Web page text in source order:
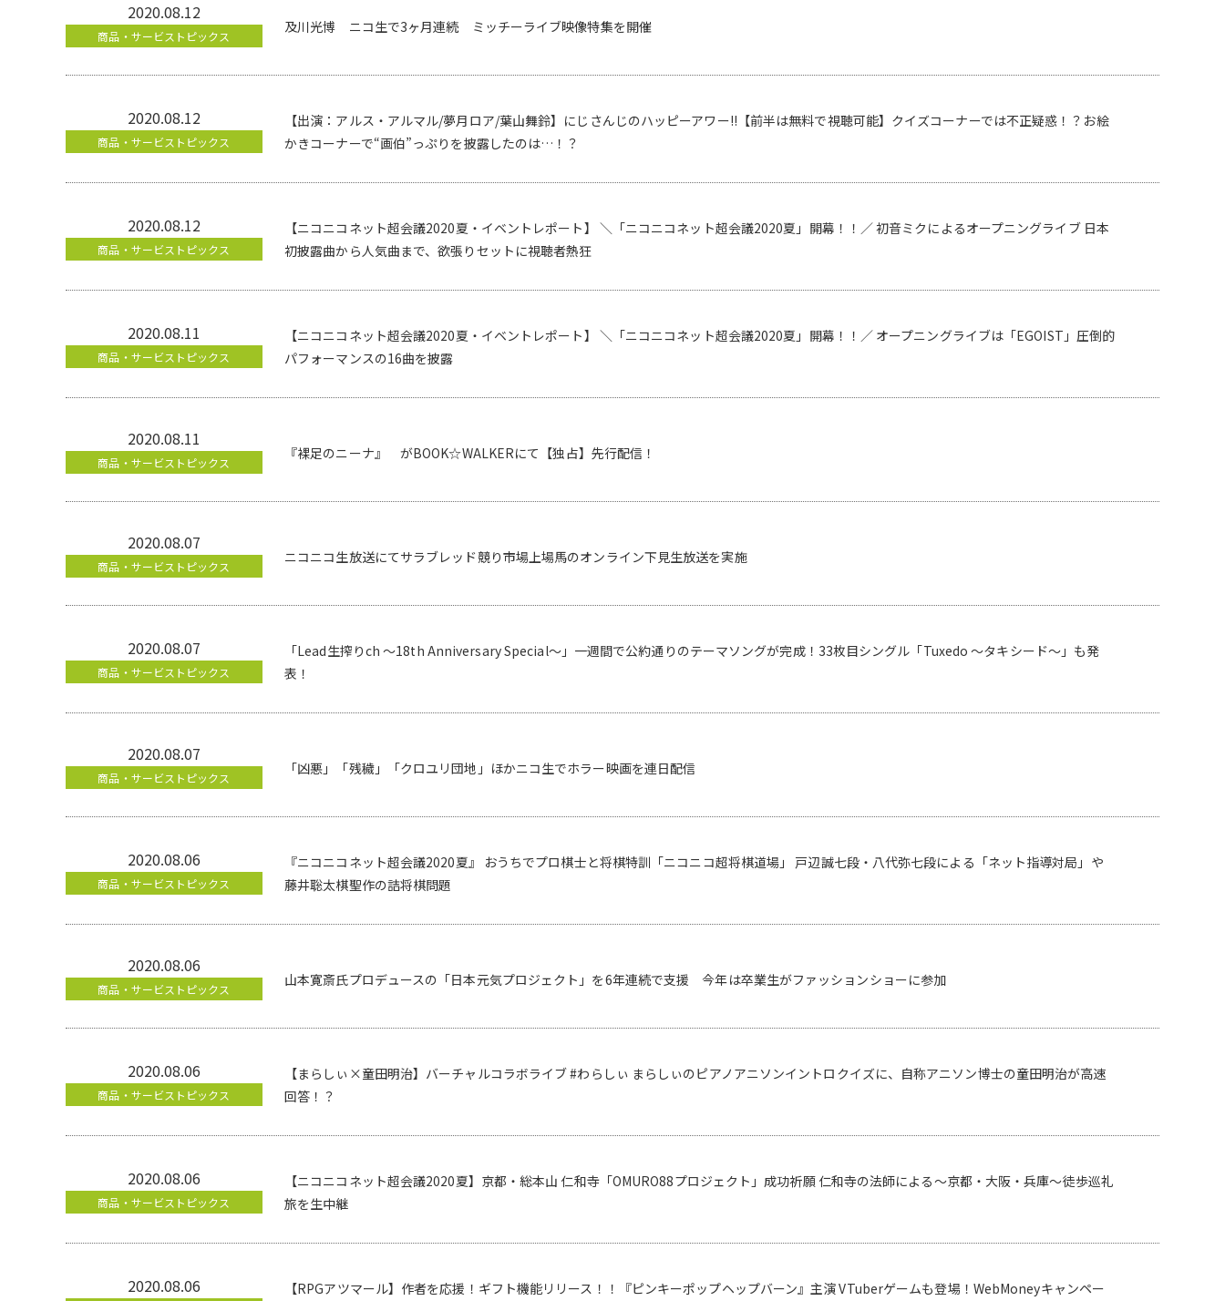
2020.08.12
商品・サービストピックス
及川光博 ニコ生で3ヶ月連続 ミッチーライブ映像特集を開催
2020.08.12
商品・サービストピックス
【出演：アルス・アルマル/夢月ロア/葉山舞鈴】にじさんじのハッピーアワー!!【前半は無料で視聴可能】クイズコーナーでは不正疑惑！？お絵
かきコーナーで“画伯”っぷりを披露したのは…！？
2020.08.12
商品・サービストピックス
【ニコニコネット超会議2020夏・イベントレポート】 ＼「ニコニコネット超会議2020夏」開幕！！／ 初音ミクによるオープニングライブ 日本
初披露曲から人気曲まで、欲張りセットに視聴者熱狂
2020.08.11
商品・サービストピックス
【ニコニコネット超会議2020夏・イベントレポート】 ＼「ニコニコネット超会議2020夏」開幕！！／ オープニングライブは「EGOIST」圧倒的
パフォーマンスの16曲を披露
2020.08.11
商品・サービストピックス
『裸足のニーナ』 がBOOK☆WALKERにて【独占】先行配信！
2020.08.07
商品・サービストピックス
ニコニコ生放送にてサラブレッド競り市場上場馬のオンライン下見生放送を実施
2020.08.07
商品・サービストピックス
「Lead生搾りch 〜18th Anniversary Special〜」一週間で公約通りのテーマソングが完成！33枚目シングル「Tuxedo ～タキシード～」も発
表！
2020.08.07
商品・サービストピックス
「凶悪」「残穢」「クロユリ団地」ほかニコ生でホラー映画を連日配信
2020.08.06
商品・サービストピックス
『ニコニコネット超会議2020夏』 おうちでプロ棋士と将棋特訓「ニコニコ超将棋道場」 戸辺誠七段・八代弥七段による「ネット指導対局」や
藤井聡太棋聖作の詰将棋問題
2020.08.06
商品・サービストピックス
山本寛斎氏プロデュースの「日本元気プロジェクト」を6年連続で支援 今年は卒業生がファッションショーに参加
2020.08.06
商品・サービストピックス
【まらしぃ×童田明治】バーチャルコラボライブ #わらしぃ まらしぃのピアノアニソンイントロクイズに、自称アニソン博士の童田明治が高速
回答！？
2020.08.06
商品・サービストピックス
【ニコニコネット超会議2020夏】京都・総本山 仁和寺「OMURO88プロジェクト」成功祈願 仁和寺の法師による～京都・大阪・兵庫～徒歩巡礼
旅を生中継
2020.08.06
【RPGアツマール】作者を応援！ギフト機能リリース！！『ピンキーポップヘップバーン』主演 VTuberゲームも登場！WebMoneyキャンペー